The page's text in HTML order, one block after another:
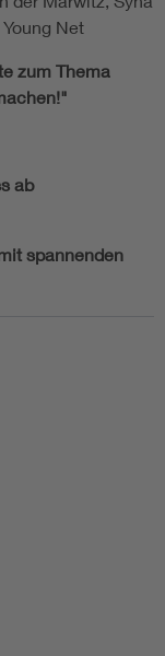
Net
zum Thema
ab
spannenden